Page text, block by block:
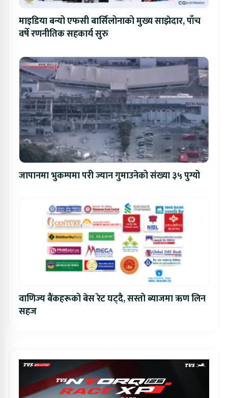
माइडिया बन्यो एफसी बार्सिलोनाको मुख्य साझेदार, पाँच
वर्षे रणनीतिक सहकार्य सुरु
जापानमा भुकम्पमा परी ज्यान गुमाउनेको संख्या ३५ पुग्यो
वाणिज्य बैंकहरूको बेस रेट घट्दै, सस्तो ब्याजमा ऋण लिन
सहज